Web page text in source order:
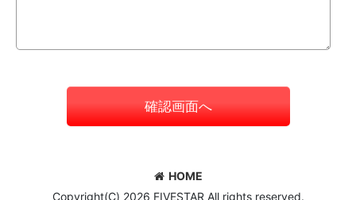
確認画面へ
HOME
Copyright(C) 2026 FIVESTAR All rights reserved.